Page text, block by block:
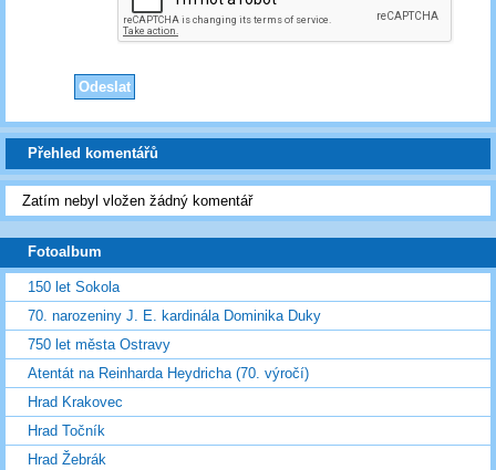
Přehled komentářů
Zatím nebyl vložen žádný komentář
Fotoalbum
150 let Sokola
70. narozeniny J. E. kardinála Dominika Duky
750 let města Ostravy
Atentát na Reinharda Heydricha (70. výročí)
Hrad Krakovec
Hrad Točník
Hrad Žebrák